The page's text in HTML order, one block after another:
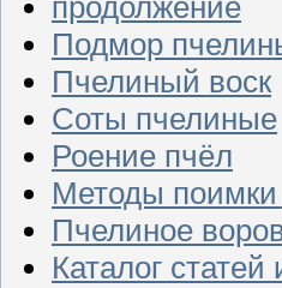
Подмор
Пчелиный воск
Соты пчелиные
Роение пчёл
Методы поимки
Пчелиное
Каталог